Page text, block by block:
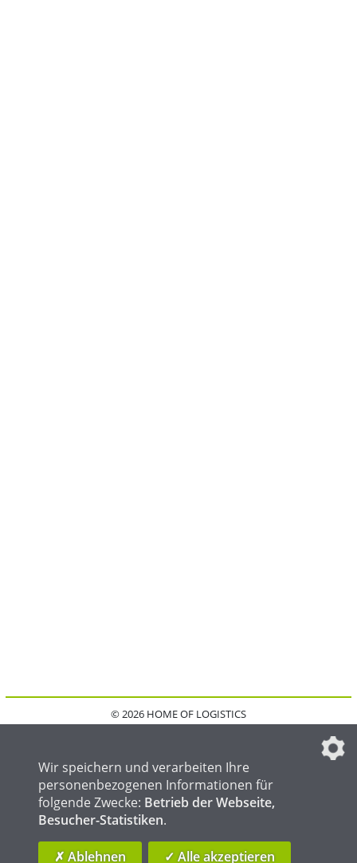
© 2026 HOME OF LOGISTICS
IMPRESSUM
FAQ
DATENSCHUTZEINSTELLUNGEN
HOME OF WELDING
HOME OF FOUNDRY
Wir speichern und verarbeiten Ihre
personenbezogenen Informationen für
folgende Zwecke: Betrieb der Webseite,
Besucher-Statistiken.
✗ Ablehnen ✓ Alle akzeptieren